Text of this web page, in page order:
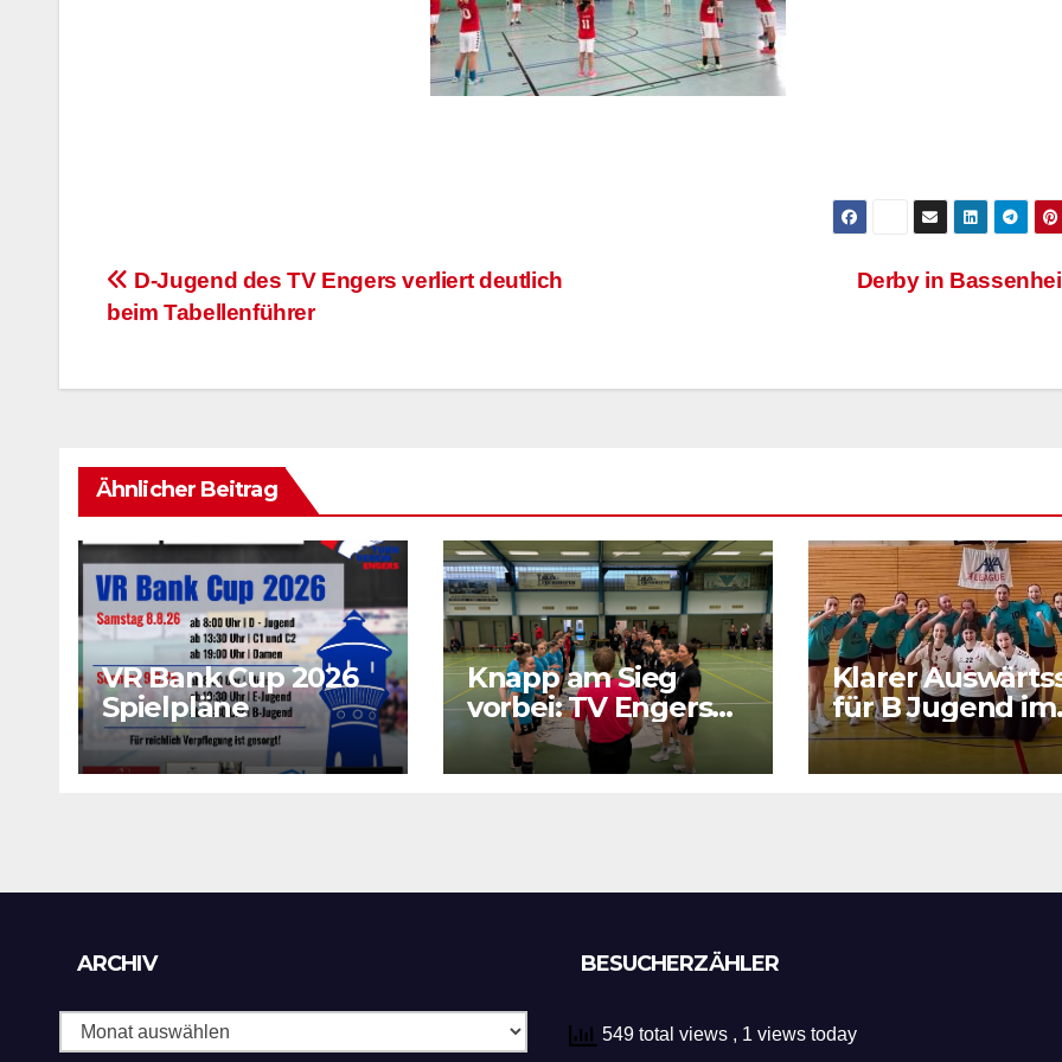
Beitragsnavigation Derby in
D-Jugend des TV Engers verliert deutlich
beim Tabellenführer
Ähnlicher Beitrag
VR Bank Cup 2026
Spielpläne
Knapp am Sieg
vorbei: TV Engers
sichert sich
wichtigen Punkt
Klarer
für B Jugend im
RPS
in Luxenburg
ARCHIV BESUCHERZÄHLER
549 total views , 1 views today